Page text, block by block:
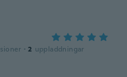
· 2 uppladdningar